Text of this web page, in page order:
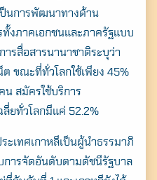
ป็นการพัฒนาทางด้าน
ทั้งภาคเอกชนและภาครัฐแบบ
รสื่อสารนานาชาติระบุว่า
ต ขณะที่ทั่วโลกใช้เพียง 45%
น สมัครใช้บริการ
ยทั่วโลกมีแค่ 52.2%
ะเทศเกาหลีเป็นผู้นำธรรมาภิ
การจัดอันดับตามดัชนีรัฐบาล